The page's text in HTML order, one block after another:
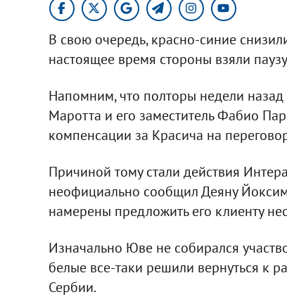
В свою очередь, красно-синие
настоящее время стороны взяли
Напомним, что полторы недели
Маротта и его заместитель Фабио
компенсации за Красича на
Причиной тому стали действия
неофициально сообщил Деяну
намерены предложить его клиенту
Изначально Юве не собирался
белые все-таки решили вернуться к
Сербии.